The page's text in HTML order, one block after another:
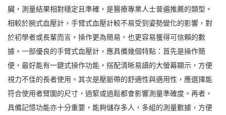
臟，測量結果相對穩定且準確，是醫療專業人士普遍推薦的類型。
相較於腕式血壓計，手臂式血壓計較不易受到姿勢變化的影響，對
於初學者或長輩而言，操作更為簡易，也更容易獲得可信賴的數
據。一部優良的手臂式血壓計，應具備幾個特點：首先是操作簡
便，最好能有一鍵式操作功能，搭配清晰易讀的大螢幕顯示，方便
視力不佳的長者使用。其次是壓脈帶的舒適性與適用性，應選擇能
符合使用者臂圍的尺寸，過緊或過鬆都會影響測量準確度。再者，
具備記憶功能亦十分重要，能夠儲存多人，多組的測量數據，方便